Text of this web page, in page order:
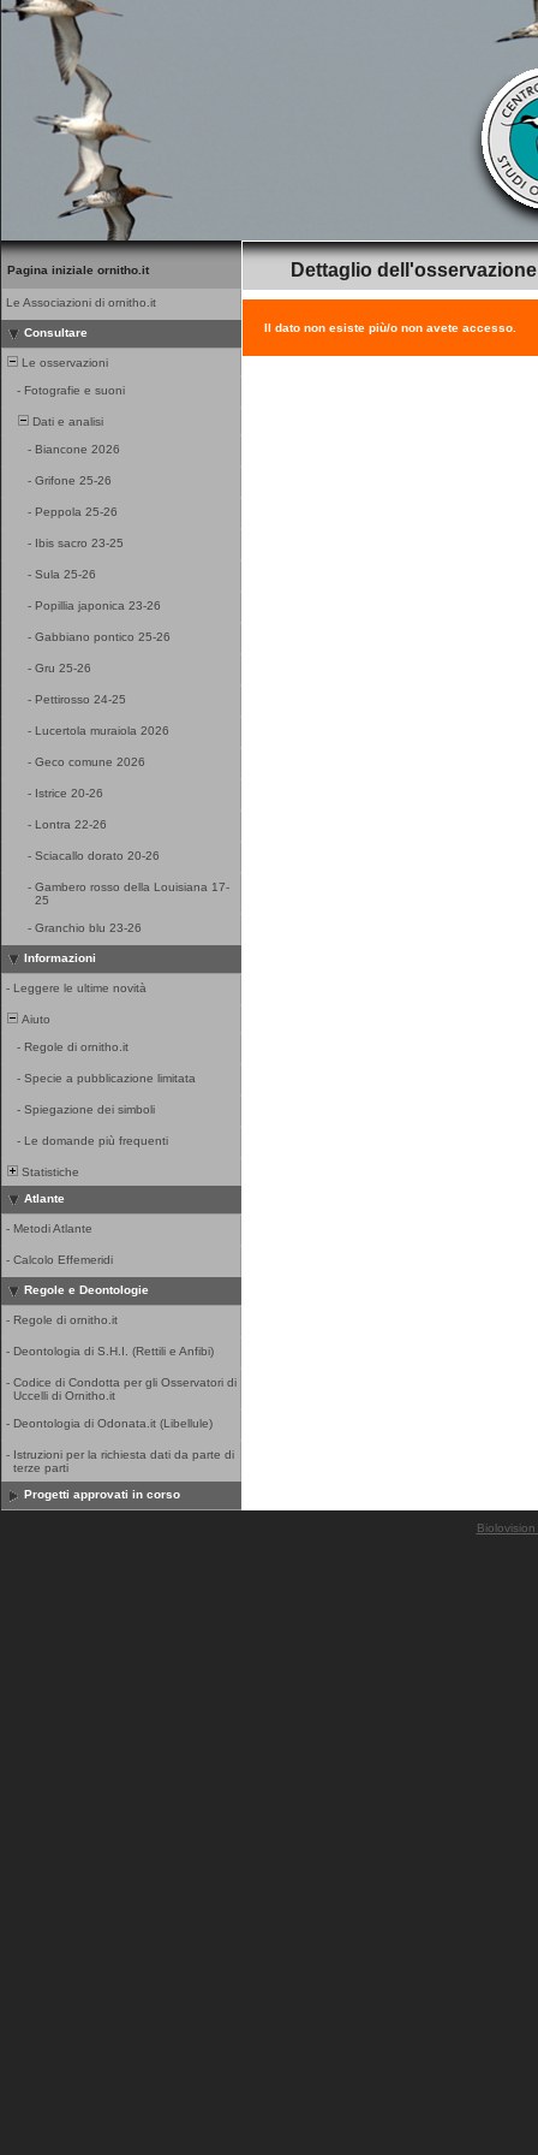
Pagina iniziale ornitho.it
Le Associazioni di ornitho.it
Consultare
Le osservazioni
- Fotografie e suoni
Dati e analisi
- Biancone 2026
- Grifone 25-26
- Peppola 25-26
- Ibis sacro 23-25
- Sula 25-26
- Popillia japonica 23-26
- Gabbiano pontico 25-26
- Gru 25-26
- Pettirosso 24-25
- Lucertola muraiola 2026
- Geco comune 2026
- Istrice 20-26
- Lontra 22-26
- Sciacallo dorato 20-26
- Gambero rosso della Louisiana 17-
25
- Granchio blu 23-26
Informazioni
- Leggere le ultime novità
Aiuto
- Regole di ornitho.it
- Specie a pubblicazione limitata
- Spiegazione dei simboli
- Le domande più frequenti
Statistiche
Atlante
- Metodi Atlante
- Calcolo Effemeridi
Regole e Deontologie
- Regole di ornitho.it
- Deontologia di S.H.I. (Rettili e Anfibi)
- Codice di Condotta per gli Osservatori di
Uccelli di Ornitho.it
- Deontologia di Odonata.it (Libellule)
- Istruzioni per la richiesta dati da parte di
terze parti
Progetti approvati in corso
Dettaglio dell'osservazione
Il dato non esiste più/o non avete accesso.
Biolovision